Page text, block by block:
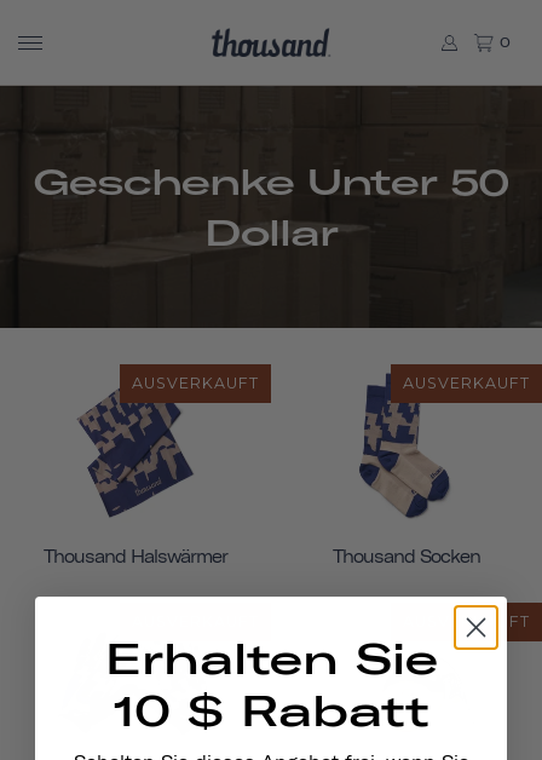
0
Geschenke Unter 50
Dollar
AUSVERKAUFT
Thousand Halswärmer
AUSVERKAUFT
Thousand Socken
AUSVERKAUFT
Erhalten Sie
10 $ Rabatt